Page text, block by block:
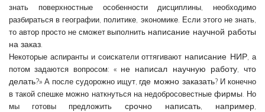
знать поверхностные особенности дисциплины, необходимо
разбираться в географии, политике, экономике. Если этого не знать,
то автор просто не сможет выполнить написание научной работы
на заказ
Некоторые аспиранты и соискатели оттягивают написание НИР , а
потом задаются вопросом: « не написал научную работу, что
делать?» А после судорожно ищут, где можно заказать? И конечно
в такой спешке можно наткнуться на недобросовестные фирмы . Но
мы готовы предложить срочно написать, например,